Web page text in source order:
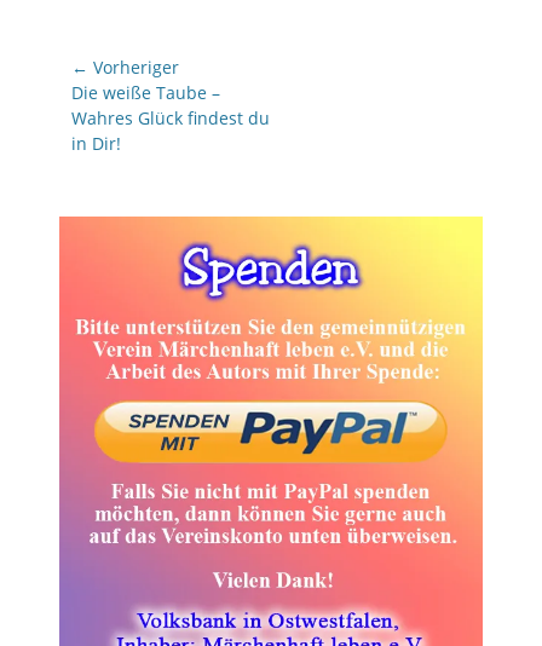
Beitragsnavigation
← Vorheriger
Vorheriger
Beitrag:
Die weiße Taube –
Wahres Glück findest du
in Dir!